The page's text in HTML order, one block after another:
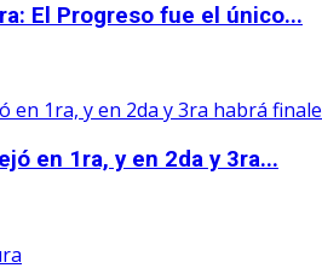
El Progreso fue el único...
en 1ra, y en 2da y 3ra...